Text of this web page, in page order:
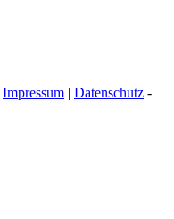
Impressum | Datenschutz -